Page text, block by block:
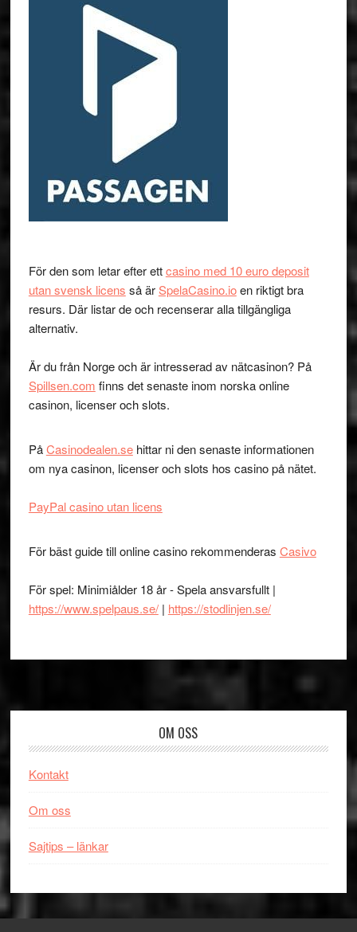
För den som letar efter ettcasino med 10 euro deposit
utan svensk licens så ärSpelaCasino.ioen riktigt bra
resurs. Där listar de och recenserar alla tillgängliga
alternativ.
Är du från Norge och är intresserad av nätcasinon? På
Spillsen.com finns det senaste inom norska online
casinon, licenser och slots.
PåCasinodealen.sehittar ni den senaste informationen
om nya casinon, licenser och slots hos casino på nätet.
PayPal casino utan licens
För bäst guide till online casino rekommenderas Casivo
För spel: Minimiålder 18 år - Spela ansvarsfullt |
https://www.spelpaus.se/| https://stodlinjen.se/
OM OSS
Kontakt
Om oss
Sajtips – länkar